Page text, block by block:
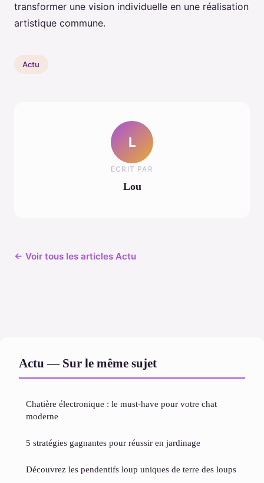
transformer une vision individuelle en une réalisation
artistique commune.
Actu
L
ECRIT PAR
Lou
← Voir tous les articles Actu
Actu — Sur le même sujet
Chatière électronique : le must-have pour votre chat
moderne
5 stratégies gagnantes pour réussir en jardinage
Découvrez les pendentifs loup uniques de terre des loups